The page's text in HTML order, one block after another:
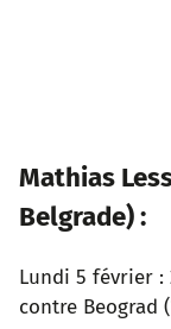
Mathias
Belgrade) :
Lundi 5 février
contre Beograd (